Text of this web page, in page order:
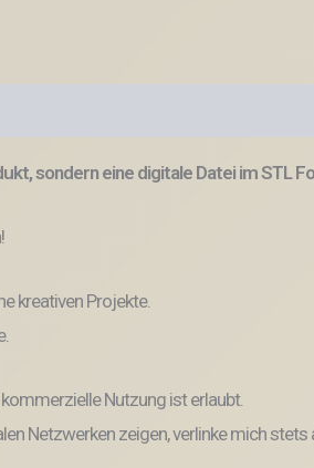
sondern eine digitale Datei im STL
kreativen Projekte.
Nutzung ist erlaubt.
Netzwerken zeigen, verlinke mich